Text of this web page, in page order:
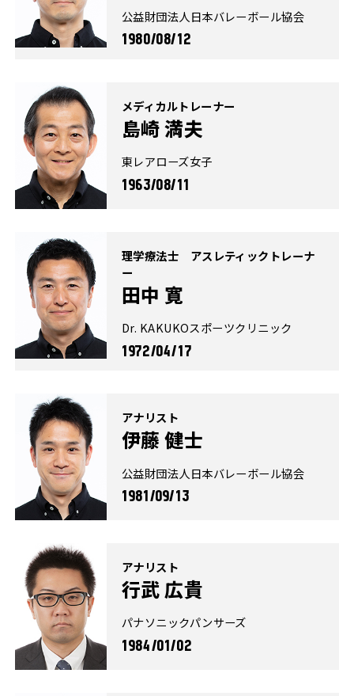
公益財団法人日本バレーボール協会
1980/08/12
メディカルトレーナー
島崎 満夫
東レアローズ女子
1963/08/11
理学療法士 アスレティックトレーナ
ー
田中 寛
Dr. KAKUKOスポーツクリニック
1972/04/17
アナリスト
伊藤 健士
公益財団法人日本バレーボール協会
1981/09/13
アナリスト
行武 広貴
パナソニックパンサーズ
1984/01/02